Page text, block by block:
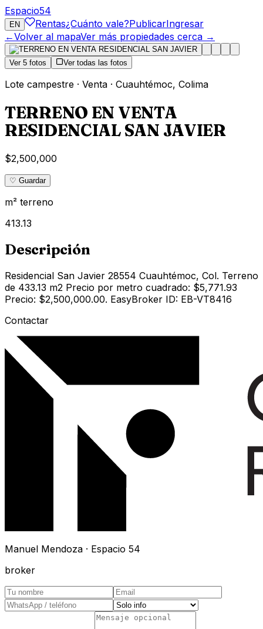
Espacio54
EN Rentas¿Cuánto vale?PublicarIngresar
←Volver al mapaVer más propiedades cerca →
Ver 5 fotos Ver todas las fotos
Lote campestre · Venta · Cuauhtémoc, Colima
TERRENO EN VENTA
RESIDENCIAL SAN JAVIER
$2,500,000
♡ Guardar
m² terreno
413.13
Descripción
Residencial San Javier 28554 Cuauhtémoc, Col. Terreno
de 433.13 m2 Precio por metro cuadrado: $5,771.93
Precio: $2,500,000.00. EasyBroker ID: EB-VT8416
Contactar
Manuel Mendoza · Espacio 54
broker